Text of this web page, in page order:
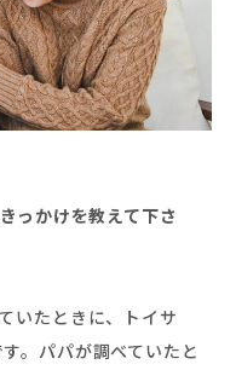
っかけを教えて下さ
いたときに、トイサ
。パパが調べていたと